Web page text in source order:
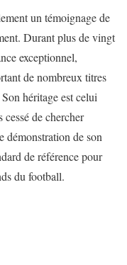
un témoignage de
Durant plus de vingt
exceptionnel,
de nombreux titres
Son héritage est celui
cessé de chercher
démonstration de son
de référence pour
du football.